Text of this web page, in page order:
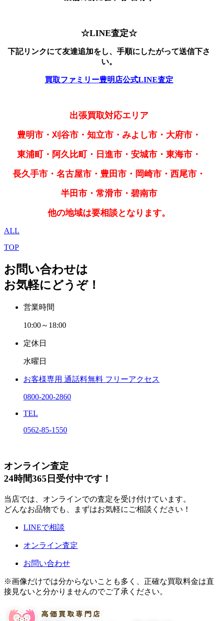
☆LINE査定☆
下記リンクにて友達追加をし、手順にしたがって送信下さ
い。
買取ファミリー豊明店公式LINE査定
出張買取対応エリア
豊明市・刈谷市・知立市・みよし市・大府市・
東浦町・阿久比町・日進市・安城市・東海市・
長久手市・名古屋市・豊田市・岡崎市・西尾市・
半田市・常滑市・碧南市
他の地域は要相談となります。
ALL
TOP
お問い合わせは
お気軽にどうぞ！
営業時間
10:00～18:00
定休日
水曜日
お客様専用 通話料無料 フリーアクセス
0800-200-2860
TEL
0562-85-1550
オンライン査定
24時間365日受付中です！
当店では、オンラインでの査定を受け付けています。
どんなお品物でも、まずはお気軽にご相談ください！
LINEで相談
オンライン査定
お問い合わせ
※画像だけでは分からないことも多く、正確な買取料金は直
接見ないと分かりませんのでご了承ください。